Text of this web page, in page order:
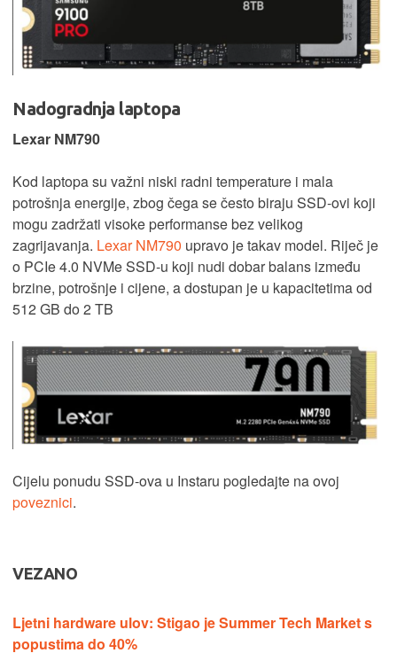
Nadogradnja laptopa
Lexar NM790
Kod laptopa su važni niski radni temperature i mala
potrošnja energije, zbog čega se često biraju SSD-ovi koji
mogu zadržati visoke performanse bez velikog
zagrijavanja. Lexar NM790 upravo je takav model. Riječ je
o PCIe 4.0 NVMe SSD-u koji nudi dobar balans između
brzine, potrošnje i cijene, a dostupan je u kapacitetima od
512 GB do 2 TB
Cijelu ponudu SSD-ova u Instaru pogledajte na ovoj
poveznici.
VEZANO
Ljetni hardware ulov: Stigao je Summer Tech Market s
popustima do 40%